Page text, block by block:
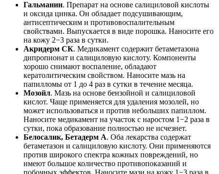
Гальманин. Препарат на основе салициловой кислоты
и оксида цинка. Он обладает подсушивающим,
антисептическим и противовоспалительным
свойствами. Выпускается в виде порошка. Наносите его
на кожу 2−3 раза в сутки.
Акридерм СК. Медикамент содержит бетаметазона
дипропионат и салициловую кислоту. Компоненты
хорошо снимают воспаление, обладают
кератолитическим свойством. Наносите мазь на
папилломы от 1 до 4 раз в сутки в течение месяца.
Мозойл. Мазь на основе бензойной и салициловой
кислот. Чаще применяется для удаления мозолей, но
может использоваться и против небольших папиллом.
Наносите медикамент на участок с наростом 1−2 раза в
сутки, пока образование полностью не исчезнет.
Белосалик, Бетадерм А. Оба лекарства содержат
бетаметазон и салициловую кислоту. Они применяются
против широкого спектра кожных повреждений, но
имеют большое количество противопоказаний и
побочных эффектов. Наносите мази на кожу 1−3 раза в